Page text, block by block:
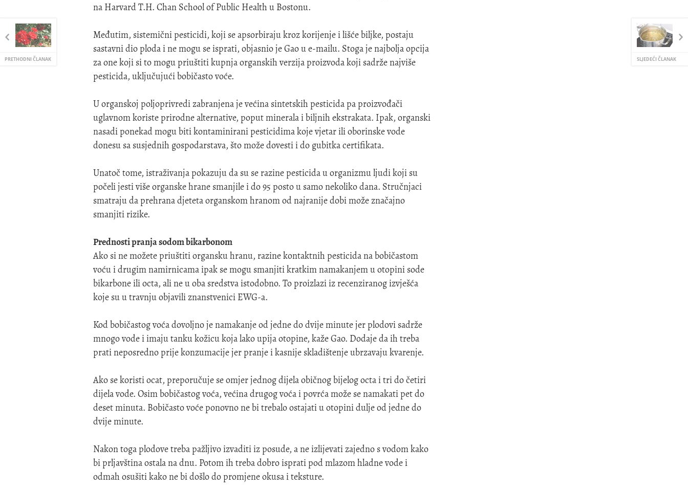
PRETHODNI ČLANAK SLJEDEĆI ČLANAK
na Harvard T.H. Chan School of Public Health u Bostonu.
Međutim, sistemični pesticidi, koji se apsorbiraju kroz korijenje i lišće biljke, postaju
sastavni dio ploda i ne mogu se isprati, objasnio je Gao u e-mailu. Stoga je najbolja opcija
za one koji si to mogu priuštiti kupnja organskih verzija proizvoda koji sadrže najviše
pesticida, uključujući bobičasto voće.
U organskoj poljoprivredi zabranjena je većina sintetskih pesticida pa proizvođači
uglavnom koriste prirodne alternative, poput minerala i biljnih ekstrakata. Ipak, organski
nasadi ponekad mogu biti kontaminirani pesticidima koje vjetar ili oborinske vode
donesu sa susjednih gospodarstava, što može dovesti i do gubitka certifikata.
Unatoč tome, istraživanja pokazuju da su se razine pesticida u organizmu ljudi koji su
počeli jesti više organske hrane smanjile i do 95 posto u samo nekoliko dana. Stručnjaci
smatraju da prehrana djeteta organskom hranom od najranije dobi može značajno
smanjiti rizike.
Prednosti pranja sodom bikarbonom
Ako si ne možete priuštiti organsku hranu, razine kontaktnih pesticida na bobičastom
voću i drugim namirnicama ipak se mogu smanjiti kratkim namakanjem u otopini sode
bikarbone ili octa, ali ne u oba sredstva istodobno. To proizlazi iz recenziranog izvješća
koje su u travnju objavili znanstvenici EWG-a.
Kod bobičastog voća dovoljno je namakanje od jedne do dvije minute jer plodovi sadrže
mnogo vode i imaju tanku kožicu koja lako upija otopine, kaže Gao. Dodaje da ih treba
prati neposredno prije konzumacije jer pranje i kasnije skladištenje ubrzavaju kvarenje.
Ako se koristi ocat, preporučuje se omjer jednog dijela običnog bijelog octa i tri do četiri
dijela vode. Osim bobičastog voća, većina drugog voća i povrća može se namakati pet do
deset minuta. Bobičasto voće ponovno ne bi trebalo ostajati u otopini dulje od jedne do
dvije minute.
Nakon toga plodove treba pažljivo izvaditi iz posude, a ne izlijevati zajedno s vodom kako
bi prljavština ostala na dnu. Potom ih treba dobro isprati pod mlazom hladne vode i
odmah osušiti kako ne bi došlo do promjene okusa i teksture.